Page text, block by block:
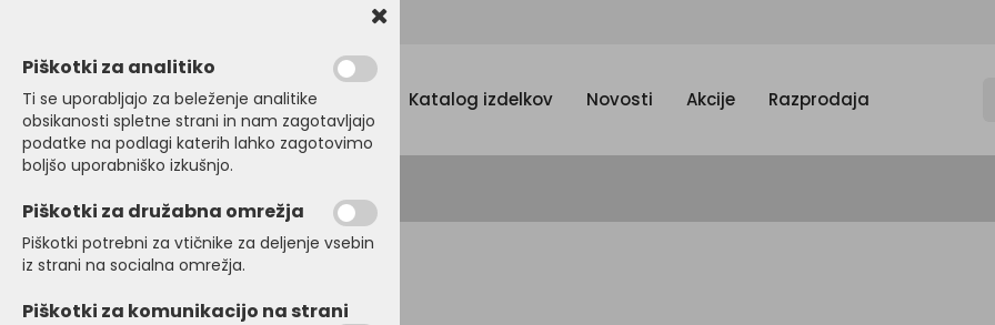
Menu Katalog izdelkov Novosti Akcije Razprodaja
Domov DELOVNI PROGRAM Majice
Piškotki za analitiko
Ti se uporabljajo za beleženje analitike
obsikanosti spletne strani in nam zagotavljajo
podatke na podlagi katerih lahko zagotovimo
boljšo uporabniško izkušnjo.
Piškotki za družabna omrežja
Piškotki potrebni za vtičnike za deljenje vsebin
iz strani na socialna omrežja.
Piškotki za komunikacijo na strani